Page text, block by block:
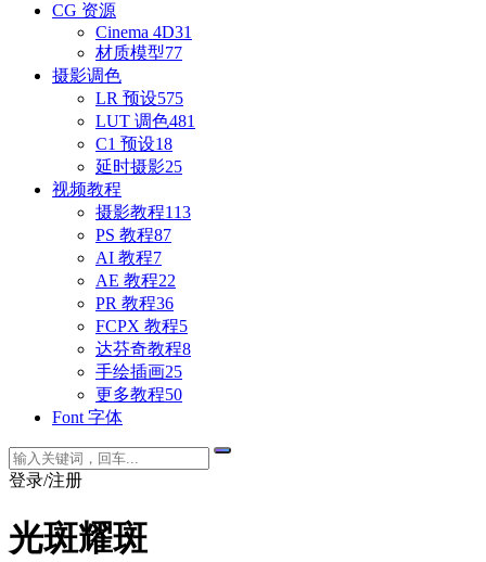
CG 资源
Cinema 4D31
材质模型77
摄影调色
LR 预设575
LUT 调色481
C1 预设18
延时摄影25
视频教程
摄影教程113
PS 教程87
AI 教程7
AE 教程22
PR 教程36
FCPX 教程5
达芬奇教程8
手绘插画25
更多教程50
Font 字体
登录/注册
光斑耀斑